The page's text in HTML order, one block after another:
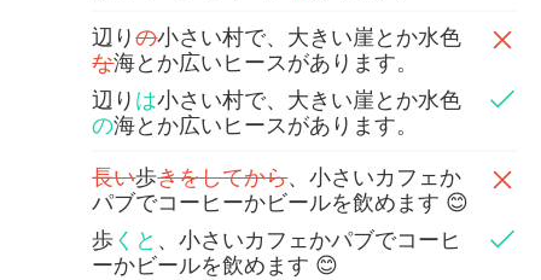
辺りの小さい村で、大きい崖とか水色
な海とか広いヒースがあります。
辺り は小さい村で、大きい崖とか水色
の海とか広いヒースがあります。
長い歩きをしてから、小さいカフェか
パブでコーヒーかビールを飲めます 😊
歩くと 、小さいカフェかパブでコーヒ
ーかビールを飲めます 😊